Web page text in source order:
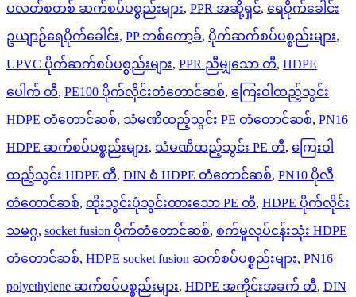
ပလတ်စတစ် ဆက်စပ်ပစ္စည်းများ, PPR အဆို့ရှင်, ရေပိုက်ခေါင်း
ဥယျာဉ်ရေပိုက်ခေါင်း, PP ဘစ်ကော့ခ်, ပိုက်ဆက်စပ်ပစ္စည်းများ,
UPVC ပိုက်ဆက်စပ်ပစ္စည်းများ, PPR ညီမျှသော တီ, HDPE
ပေါက် တီ, PE100 ပိုက်လိုင်းတံတောင်ဆစ်, ကြေးဝါထည့်သွင်း
HDPE တံတောင်ဆစ်, သံမဏိထည့်သွင်း PE တံတောင်ဆစ်, PN16
HDPE ဆက်စပ်ပစ္စည်းများ, သံမဏိထည့်သွင်း PE တီ, ကြေးဝါ
ထည့်သွင်း HDPE တီ, DIN စံ HDPE တံတောင်ဆစ်, PN10 ပိုလီ
တံတောင်ဆစ်, ထိုးသွင်းပုံသွင်းထားသော PE တီ, HDPE ပိုက်လိုင်း
သမဂ္ဂ, socket fusion ပိုက်တံတောင်ဆစ်, စက်မှုလုပ်ငန်းသုံး HDPE
တံတောင်ဆစ်, HDPE socket fusion ဆက်စပ်ပစ္စည်းများ, PN16
polyethylene ဆက်စပ်ပစ္စည်းများ, HDPE အကိုင်းအခက် တီ, DIN